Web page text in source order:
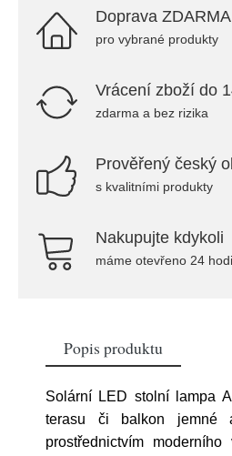
Doprava ZDARMA
pro vybrané produkty
Vrácení zboží do
zdarma a bez rizika
Prověřený český
s kvalitními produkty
Nakupujte kdykoli
máme otevřeno 24
Popis produktu
Solární LED stolní lampa
terasu či balkon jemné
prostřednictvím